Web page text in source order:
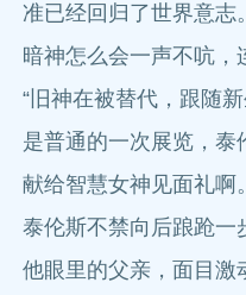
准已经回归了世界意志
暗神怎么会一声不吭，
“旧神在被替代，跟随
是普通的一次展览，泰
献给智慧女神见面礼啊
泰伦斯不禁向后踉跄一
他眼里的父亲，面目激